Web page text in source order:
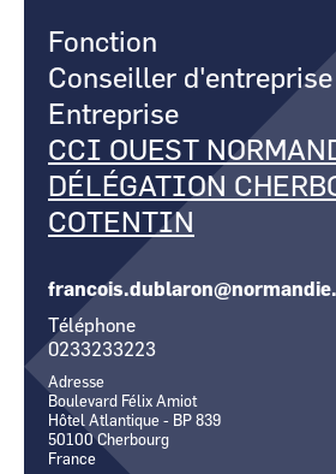
Pays de la Loire
Pays de la Loire
Fonction
Conseiller d'entreprise
Entreprise
CCI OUEST
DÉLÉGATION
COTENTIN
Téléphone
0233233223
Adresse
Boulevard Félix Amiot
Hôtel Atlantique - BP 839
50100 Cherbourg
France